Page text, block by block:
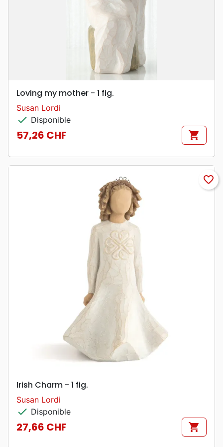
Loving my mother - 1 fig.
Susan Lordi
check Disponible
Prix
57,26 CHF shopping_cart
favorite_border
Irish Charm - 1 fig.
Susan Lordi
check Disponible
Prix
27,66 CHF shopping_cart